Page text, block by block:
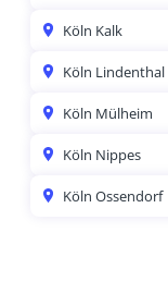
Köln Kalk
Köln Lindenthal
Köln Mülheim
Köln Nippes
Köln Ossendorf